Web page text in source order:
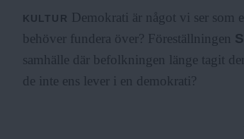
s
F
KULTUR Demokrati är något vi ser som
behöver fundera över? Föreställningen
samhälle där befolkningen länge tagit
de inte ens lever i en demokrati?